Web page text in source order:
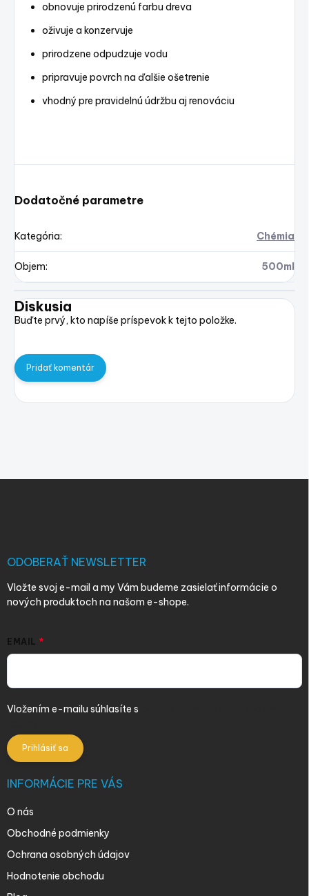
obnovuje prirodzenú farbu dreva
oživuje a konzervuje
prirodzene odpudzuje vodu
pripravuje povrch na ďalšie ošetrenie
vhodný pre pravidelnú údržbu aj renováciu
Dodatočné parametre
Kategória: Chémia
Objem: 500ml
Diskusia
Buďte prvý, kto napíše príspevok k tejto položke.
Pridať komentár
ODOBERAŤ NEWSLETTER
Vložte svoj e-mail a my Vám budeme zasielať informácie o
nových produktoch na našom e-shope.
EMAIL
Vložením e-mailu súhlasíte s
Prihlásiť sa
INFORMÁCIE PRE VÁS
O nás
Obchodné podmienky
Ochrana osobných údajov
Hodnotenie obchodu